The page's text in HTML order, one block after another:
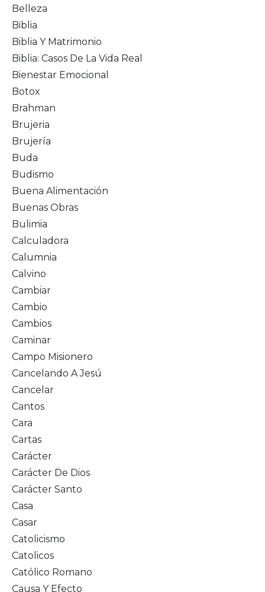
Belleza
Biblia
Biblia Y Matrimonio
Biblia: Casos De La Vida Real
Bienestar Emocional
Botox
Brahman
Brujeria
Brujería
Buda
Budismo
Buena Alimentación
Buenas Obras
Bulimia
Calculadora
Calumnia
Calvino
Cambiar
Cambio
Cambios
Caminar
Campo Misionero
Cancelando A Jesú
Cancelar
Cantos
Cara
Cartas
Carácter
Carácter De Dios
Carácter Santo
Casa
Casar
Catolicismo
Catolicos
Católico Romano
Causa Y Efecto